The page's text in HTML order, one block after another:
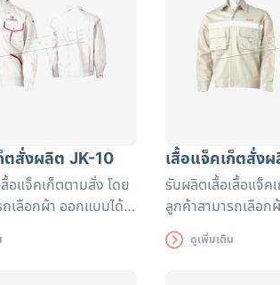
ตสั่งผลิต JK-10
อแจ็คเก็ตตามสั่ง โดย
เลือกผ้า ออกแบบได้
สามารถเพิ่มแถบ
ตรฐาน หรือโลโก้หน่วย
เสื้อแจ็คเก็ตสั่ง
รับผลิตเสื้อเสื้อแจ็ค
ลูกค้าสามารถเลือก
ตามต้องการ สามาร
สะท้อนแสงมาตรฐาน
ดูเพิ่มเติม